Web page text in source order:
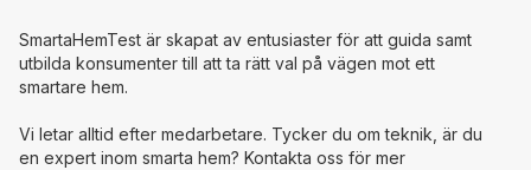
SmartaHemTest är skapat av entusiaster för att guida samt
utbilda konsumenter till att ta rätt val på vägen mot ett
smartare hem.
Vi letar alltid efter medarbetare. Tycker du om teknik, är du
en expert inom smarta hem? Kontakta oss för mer